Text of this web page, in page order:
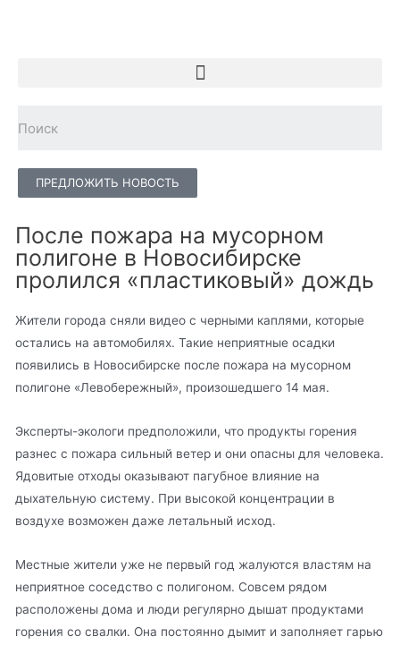
ПРЕДЛОЖИТЬ НОВОСТЬ
После пожара на мусорном
полигоне в Новосибирске
пролился «пластиковый» дождь
Жители города сняли видео с черными каплями, которые
остались на автомобилях. Такие неприятные осадки
появились в Новосибирске после пожара на мусорном
полигоне «Левобережный», произошедшего 14 мая.
Эксперты-экологи предположили, что продукты горения
разнес с пожара сильный ветер и они опасны для человека.
Ядовитые отходы оказывают пагубное влияние на
дыхательную систему. При высокой концентрации в
воздухе возможен даже летальный исход.
Местные жители уже не первый год жалуются властям на
неприятное соседство с полигоном. Совсем рядом
расположены дома и люди регулярно дышат продуктами
горения со свалки. Она постоянно дымит и заполняет гарью